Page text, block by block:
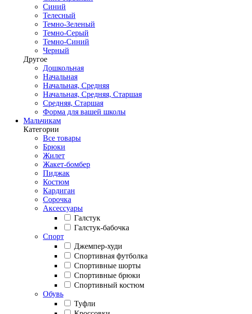
Синий
Телесный
Темно-Зеленый
Темно-Серый
Темно-Синий
Черный
Другое
Дошкольная
Начальная
Начальная, Средняя
Начальная, Средняя, Старшая
Средняя, Старшая
Форма для вашей школы
Мальчикам
Категории
Все товары
Брюки
Жилет
Жакет-бомбер
Пиджак
Костюм
Кардиган
Сорочка
Аксессуары
Галстук
Галстук-бабочка
Спорт
Джемпер-худи
Спортивная футболка
Спортивные шорты
Спортивные брюки
Спортивный костюм
Обувь
Туфли